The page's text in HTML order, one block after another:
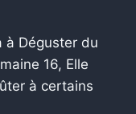
à Déguster du
16, Elle
à certains